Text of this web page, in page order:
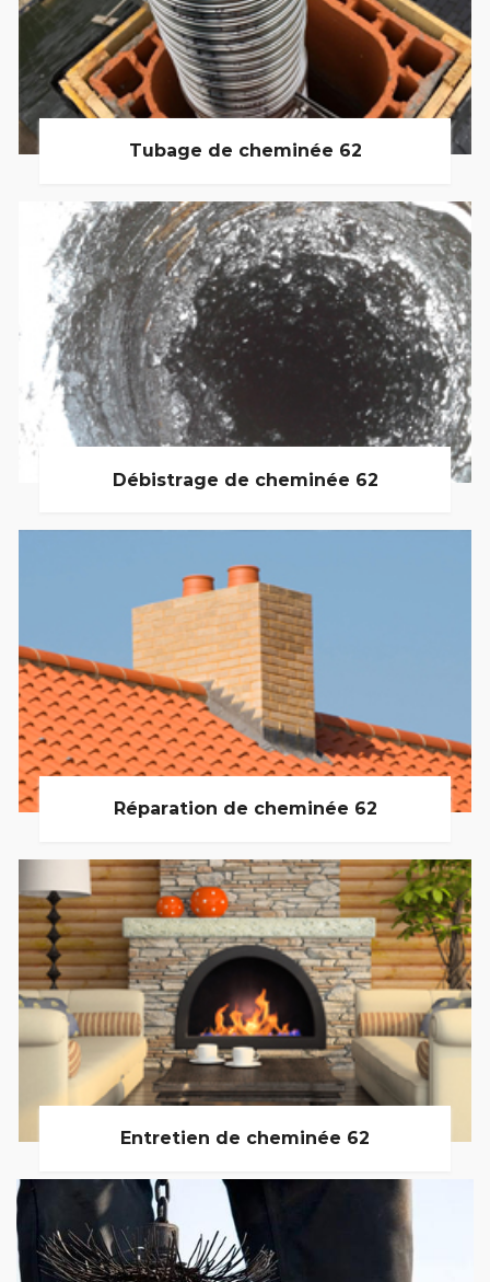
Tubage de cheminée 62
Débistrage de cheminée 62
Réparation de cheminée 62
Entretien de cheminée 62